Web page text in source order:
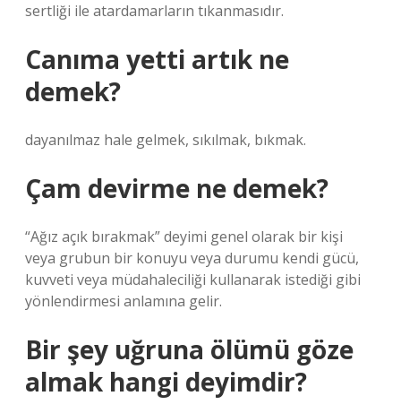
sertliği ile atardamarların tıkanmasıdır.
Canıma yetti artık ne
demek?
dayanılmaz hale gelmek, sıkılmak, bıkmak.
Çam devirme ne demek?
“Ağız açık bırakmak” deyimi genel olarak bir kişi
veya grubun bir konuyu veya durumu kendi gücü,
kuvveti veya müdahaleciliği kullanarak istediği gibi
yönlendirmesi anlamına gelir.
Bir şey uğruna ölümü göze
almak hangi deyimdir?